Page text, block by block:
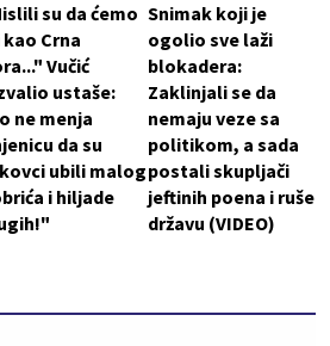
su da ćemo
kao Crna
Vučić
ustaše:
ne menja
da su
ubili malog
i hiljade
Snimak koji je
ogolio sve laži
blokadera:
Zaklinjali se da
nemaju veze sa
politikom, a sada
postali skupljači
jeftinih poena i ruše
državu (VIDEO)